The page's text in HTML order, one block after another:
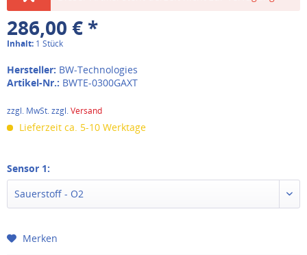
286,00 € *
Inhalt: 1 Stück
Hersteller: BW-Technologies
Artikel-Nr.: BWTE-0300GAXT
zzgl. MwSt. zzgl.Versand
Lieferzeit ca. 5-10 Werktage
Sensor 1:
Sauerstoff - O2
Merken